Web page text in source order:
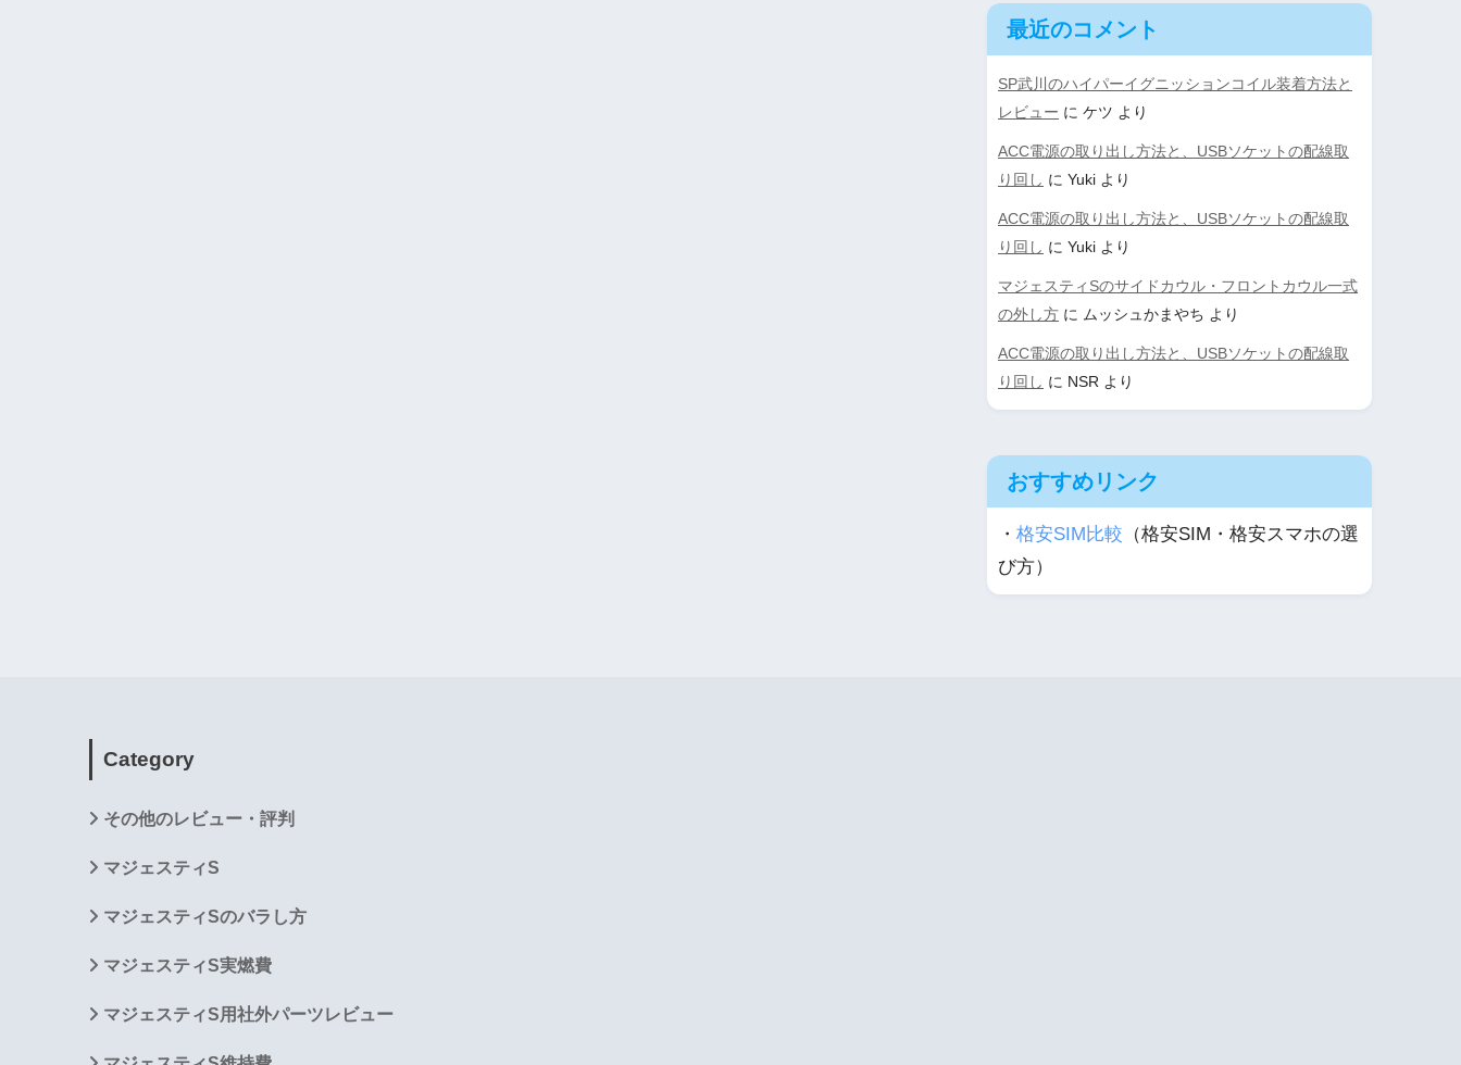
最近のコメント
SP武川のハイパーイグニッションコイル装着方法と
レビュー に ケツ より
ACC電源の取り出し方法と、USBソケットの配線取
り回し に Yuki より
ACC電源の取り出し方法と、USBソケットの配線取
り回し に Yuki より
マジェスティSのサイドカウル・フロントカウル一式
の外し方 に ムッシュかまやち より
ACC電源の取り出し方法と、USBソケットの配線取
り回し に NSR より
おすすめリンク
・ 格安SIM比較 （格安SIM・格安スマホの選
び方）
Category
その他のレビュー・評判
マジェスティS
マジェスティSのバラし方
マジェスティS実燃費
マジェスティS用社外パーツレビュー